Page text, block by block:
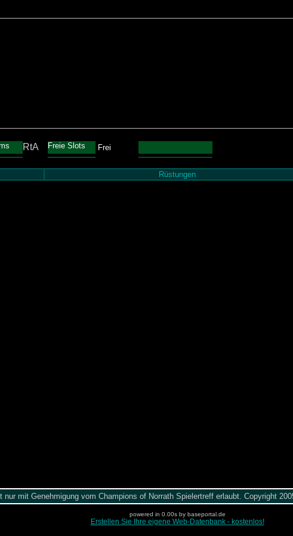
RtA Freie Slots Frei
Rüstungen
nur mit Genehmigung vom Champions of Norrath Spielertreff erlaubt. Copyright
powered in 0.00s by baseportal.de
Erstellen Sie Ihre eigene Web-Datenbank - kostenlos!